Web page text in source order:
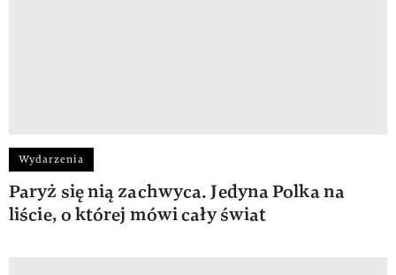
Wydarzenia
Paryż się nią zachwyca. Jedyna Polka na
liście, o której mówi cały świat